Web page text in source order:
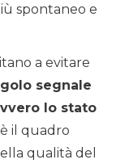
spontaneo e
a evitare
segnale
lo stato
il quadro
qualità del